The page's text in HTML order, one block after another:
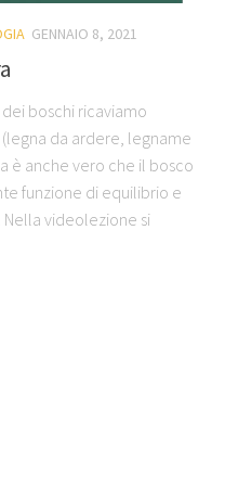
GENNAIO 8, 2021
boschi ricaviamo
da ardere, legname
è anche vero che il bosco
funzione di equilibrio e
videolezione si